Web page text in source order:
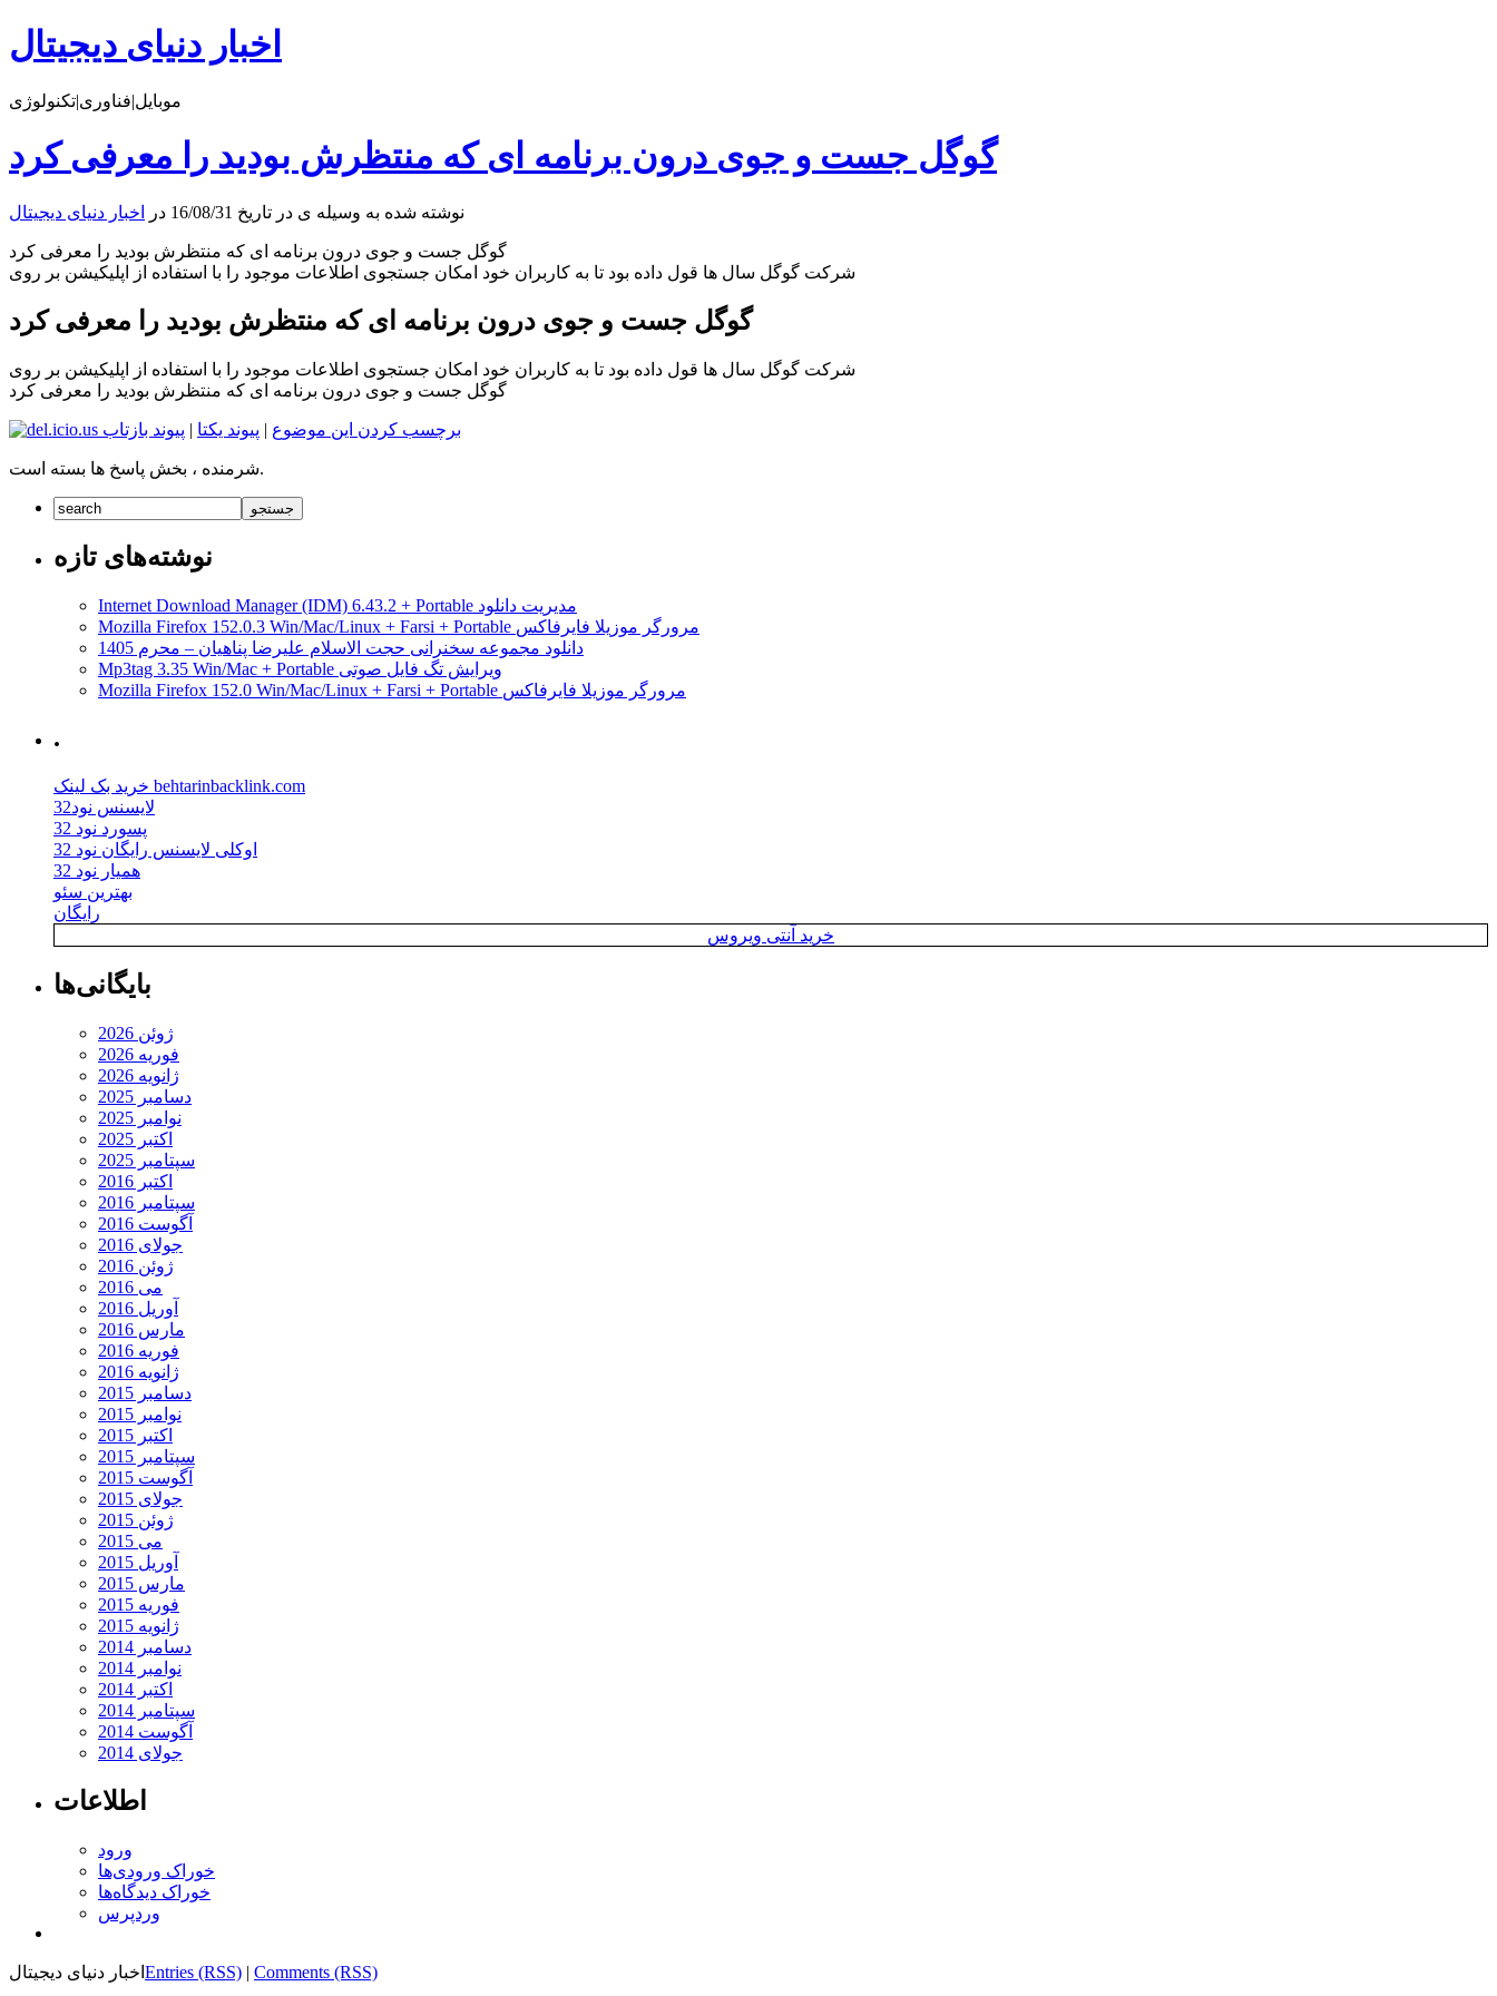
اخبار دنیای دیجیتال
موبایل|فناوری|تکنولوژی
گوگل جست و جوی درون برنامه ای که منتظرش بودید را معرفی کرد
نوشته شده به وسیله ی در تاریخ 16/08/31 در اخبار دنیای دیجیتال
گوگل جست و جوی درون برنامه ای که منتظرش بودید را معرفی کرد
شرکت گوگل سال ها قول داده بود تا به کاربران خود امکان جستجوی اطلاعات موجود را با استفاده از اپلیکیشن بر روی
گوگل جست و جوی درون برنامه ای که منتظرش بودید را معرفی کرد
شرکت گوگل سال ها قول داده بود تا به کاربران خود امکان جستجوی اطلاعات موجود را با استفاده از اپلیکیشن بر روی
گوگل جست و جوی درون برنامه ای که منتظرش بودید را معرفی کرد
برچسب کردن این موضوع | پیوند یکتا | پیوند بازتاب
شرمنده ، بخش پاسخ ها بسته است.
نوشته‌های تازه
Internet Download Manager (IDM) 6.43.2 + Portable مدیریت دانلود
Mozilla Firefox 152.0.3 Win/Mac/Linux + Farsi + Portable مرورگر موزیلا فایرفاکس
دانلود مجموعه سخنرانی حجت الاسلام علیرضا پناهیان – محرم 1405
Mp3tag 3.35 Win/Mac + Portable ویرایش تگ فایل صوتی
Mozilla Firefox 152.0 Win/Mac/Linux + Farsi + Portable مرورگر موزیلا فایرفاکس
.
خرید بک لینک behtarinbacklink.com
لایسنس نود32
پسورد نود 32
اوکلی لایسنس رایگان نود 32
همیار نود 32
بهترین سئو
رایگان
خرید آنتی ویروس
بایگانی‌ها
ژوئن 2026
فوریه 2026
ژانویه 2026
دسامبر 2025
نوامبر 2025
اکتبر 2025
سپتامبر 2025
اکتبر 2016
سپتامبر 2016
آگوست 2016
جولای 2016
ژوئن 2016
می 2016
آوریل 2016
مارس 2016
فوریه 2016
ژانویه 2016
دسامبر 2015
نوامبر 2015
اکتبر 2015
سپتامبر 2015
آگوست 2015
جولای 2015
ژوئن 2015
می 2015
آوریل 2015
مارس 2015
فوریه 2015
ژانویه 2015
دسامبر 2014
نوامبر 2014
اکتبر 2014
سپتامبر 2014
آگوست 2014
جولای 2014
اطلاعات
ورود
خوراک ورودی‌ها
خوراک دیدگاه‌ها
وردپرس
اخبار دنیای دیجیتال Entries (RSS) | Comments (RSS)